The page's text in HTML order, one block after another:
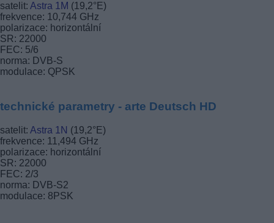
satelit: Astra 1M (19,2°E)
frekvence: 10,744 GHz
polarizace: horizontální
SR: 22000
FEC: 5/6
norma: DVB-S
modulace: QPSK
technické parametry - arte Deutsch HD
satelit: Astra 1N (19,2°E)
frekvence: 11,494 GHz
polarizace: horizontální
SR: 22000
FEC: 2/3
norma: DVB-S2
modulace: 8PSK